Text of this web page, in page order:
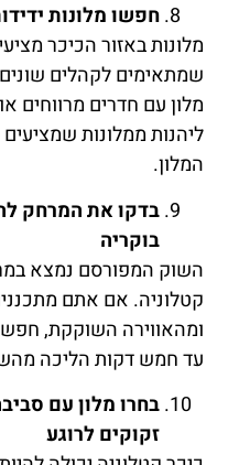
חפשו מלונות
מלונות באזור הכיכר
שמתאימים לקהלים
מלון עם חדרים מרווחים או
ליהנות ממלונות
המלון.
בדקו את המרחק
בוקריה
השוק המפורסם נמצא
קטלוניה. אם אתם
ומהאווירה השוקקת,
עד חמש דקות הליכה
בחרו מלון עם
זקוקים לרוגע